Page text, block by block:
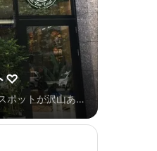
♡
ポットが沢山ある